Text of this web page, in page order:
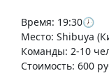
Время: 19:30🕖
Место: Shibuya
Команды: 2-10
Стоимость: 600